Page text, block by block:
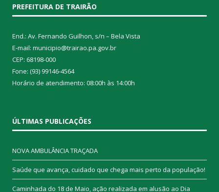
PREFEITURA DE TRAIRÃO
End.: Av. Fernando Guilhon, s/n – Bela Vista
E-mail: municipio@trairao.pa.gov.br
CEP: 68198-000
Fone: (93) 99146-4564
Horário de atendimento: 08:00h às 14:00h
ÚLTIMAS PUBLICAÇÕES
NOVA AMBULÂNCIA TRAÇADA
Saúde que avança, cuidado que chega mais perto da população!
Caminhada do 18 de Maio, ação realizada em alusão ao Dia